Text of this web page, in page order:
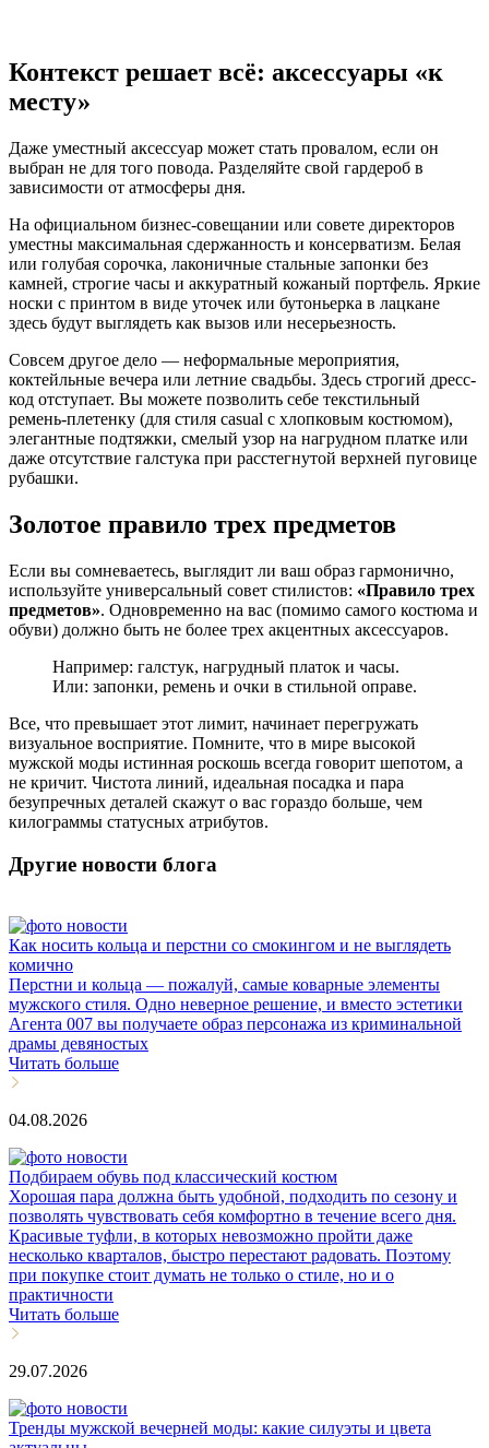
Контекст решает всё: аксессуары «к
месту»
Даже уместный аксессуар может стать провалом, если он
выбран не для того повода. Разделяйте свой гардероб в
зависимости от атмосферы дня.
На официальном бизнес-совещании или совете директоров
уместны максимальная сдержанность и консерватизм. Белая
или голубая сорочка, лаконичные стальные запонки без
камней, строгие часы и аккуратный кожаный портфель. Яркие
носки с принтом в виде уточек или бутоньерка в лацкане
здесь будут выглядеть как вызов или несерьезность.
Совсем другое дело — неформальные мероприятия,
коктейльные вечера или летние свадьбы. Здесь строгий дресс-
код отступает. Вы можете позволить себе текстильный
ремень-плетенку (для стиля casual с хлопковым костюмом),
элегантные подтяжки, смелый узор на нагрудном платке или
даже отсутствие галстука при расстегнутой верхней пуговице
рубашки.
Золотое правило трех предметов
Если вы сомневаетесь, выглядит ли ваш образ гармонично,
используйте универсальный совет стилистов: «Правило трех
предметов». Одновременно на вас (помимо самого костюма и
обуви) должно быть не более трех акцентных аксессуаров.
Например: галстук, нагрудный платок и часы.
Или: запонки, ремень и очки в стильной оправе.
Все, что превышает этот лимит, начинает перегружать
визуальное восприятие. Помните, что в мире высокой
мужской моды истинная роскошь всегда говорит шепотом, а
не кричит. Чистота линий, идеальная посадка и пара
безупречных деталей скажут о вас гораздо больше, чем
килограммы статусных атрибутов.
Другие новости блога
Как носить кольца и перстни со смокингом и не выглядеть
комично
Перстни и кольца — пожалуй, самые коварные элементы
мужского стиля. Одно неверное решение, и вместо эстетики
Агента 007 вы получаете образ персонажа из криминальной
драмы девяностых
Читать больше
04.08.2026
Подбираем обувь под классический костюм
Хорошая пара должна быть удобной, подходить по сезону и
позволять чувствовать себя комфортно в течение всего дня.
Красивые туфли, в которых невозможно пройти даже
несколько кварталов, быстро перестают радовать. Поэтому
при покупке стоит думать не только о стиле, но и о
практичности
Читать больше
29.07.2026
Тренды мужской вечерней моды: какие силуэты и цвета